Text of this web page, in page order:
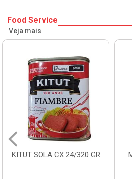
Food Service
Veja mais
GR
MOLHO VERDE D'AJUDA